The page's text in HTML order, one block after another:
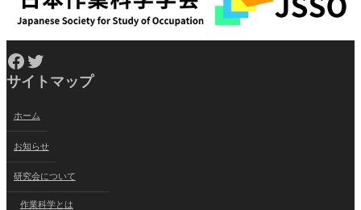
Facebook Twitter
サイトマップ
ホーム
お知らせ
研究会について
作業科学とは